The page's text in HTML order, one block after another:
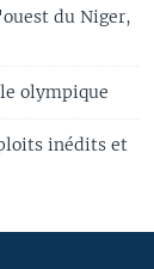
du Niger,
olympique
inédits et